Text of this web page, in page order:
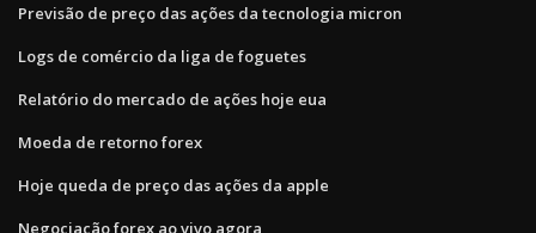
Previsão de preço das ações da tecnologia micron
Logs de comércio da liga de foguetes
Relatório do mercado de ações hoje eua
Moeda de retorno forex
Hoje queda de preço das ações da apple
Negociação forex ao vivo agora